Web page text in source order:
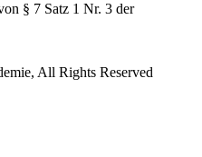
§ 7 Satz 1 Nr. 3 der
All Rights Reserved